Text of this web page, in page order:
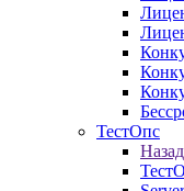
ТестОпс
Назад